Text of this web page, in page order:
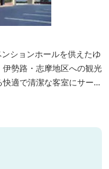
ションホールを供えたゆ
勢路・志摩地区への観光
適で清潔な客室にサービ
フ場に至近。